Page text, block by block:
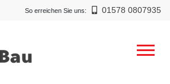
So erreichen Sie uns: 01578 0807935